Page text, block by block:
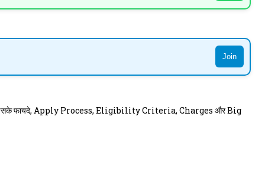
Join
इसके फायदे, Apply Process, Eligibility Criteria, Charges और Big